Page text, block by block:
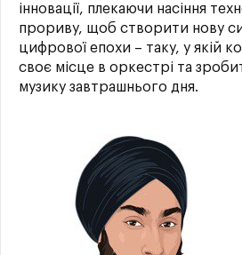
інновації, плекаючи насіння
прориву, щоб створити нову
цифрової епохи – таку, у якій
своє місце в оркестрі та
музику завтрашнього дня.